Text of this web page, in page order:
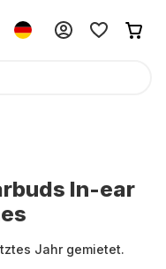
In-ear
Jahr gemietet.